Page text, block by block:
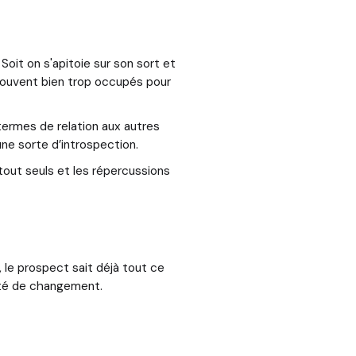
Soit on s'apitoie sur son sort et
bien trop occupés pour
de relation aux autres
sorte d’introspection.
seuls et les répercussions
le prospect sait déjà tout ce
de changement.